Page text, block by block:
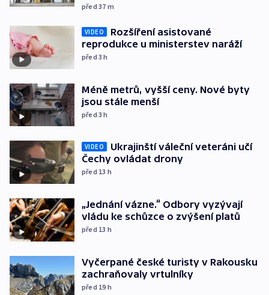
před 37 m
VIDEO
Rozšíření asistované
reprodukce u ministerstev naráží
před 3h
Méně metrů, vyšší ceny. Nové byty
jsou stále menší
před 3h
VIDEO
Ukrajinští váleční veteráni učí
Čechy ovládat drony
před 13 h
„Jednání vázne.“ Odbory vyzývají
vládu ke schůzce o zvýšení platů
před 13 h
Vyčerpané české turisty v Rakousku
zachraňovaly vrtulníky
před 19 h